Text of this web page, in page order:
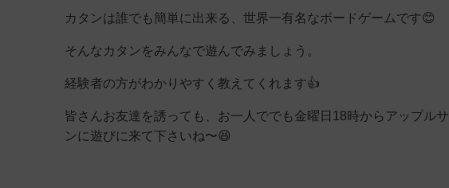
カタンは誰でも簡単に出来る、世界一有名なボードゲームです😊
そんなカタンをみんなで遊んでみましょう。
経験者の方がわかりやすく教えてくれます👍
皆さんお友達を誘っても、お一人ででも金曜日18時からアップルサ
ンに遊びに来て下さいね〜😆